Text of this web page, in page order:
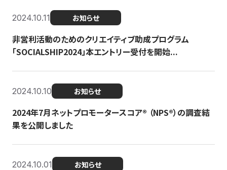
2024.10.11 お知らせ
非営利活動のためのクリエイティブ助成プログラム
「SOCIALSHIP2024」本エントリー受付を開始...
2024.10.10 お知らせ
2024年7月ネットプロモータースコア®︎ （NPS®︎）の調査結
果を公開しました
2024.10.01 お知らせ